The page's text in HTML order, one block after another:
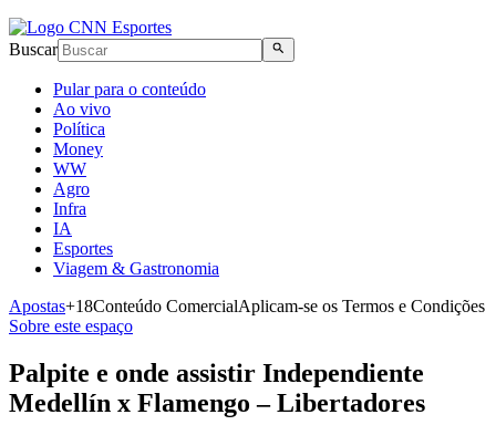
Buscar
Pular para o conteúdo
Ao vivo
Política
Money
WW
Agro
Infra
IA
Esportes
Viagem & Gastronomia
Apostas+18Conteúdo ComercialAplicam-se os Termos e Condições
Sobre este espaço
Palpite e onde assistir Independiente
Medellín x Flamengo – Libertadores